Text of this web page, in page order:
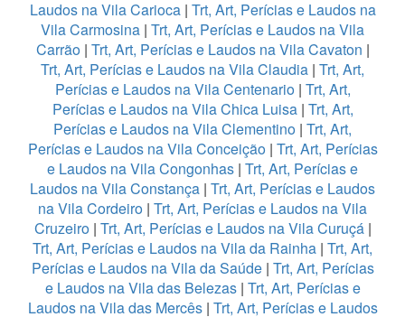
Laudos na Vila Carioca| Trt, Art, Perícias e Laudos na
Vila Carmosina | Trt, Art, Perícias e Laudos na Vila
Carrão| Trt, Art, Perícias e Laudos na Vila Cavaton |
Trt, Art, Perícias e Laudos na Vila Claudia | Trt, Art,
Perícias e Laudos na Vila Centenario| Trt, Art,
Perícias e Laudos na Vila Chica Luisa | Trt, Art,
Perícias e Laudos na Vila Clementino | Trt, Art,
Perícias e Laudos na Vila Conceição| Trt, Art, Perícias
e Laudos na Vila Congonhas | Trt, Art, Perícias e
Laudos na Vila Constança | Trt, Art, Perícias e Laudos
na Vila Cordeiro | Trt, Art, Perícias e Laudos na Vila
Cruzeiro | Trt, Art, Perícias e Laudos na Vila Curuçá |
Trt, Art, Perícias e Laudos na Vila da Rainha | Trt, Art,
Perícias e Laudos na Vila da Saúde| Trt, Art, Perícias
e Laudos na Vila das Belezas| Trt, Art, Perícias e
Laudos na Vila das Mercês| Trt, Art, Perícias e Laudos